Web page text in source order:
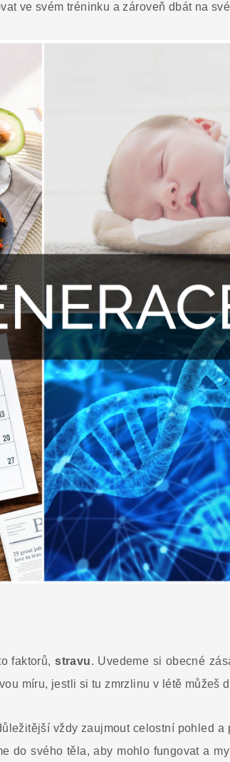
ve svém tréninku a zároveň dbát na
faktorů,stravu. Uvedeme si obecné
míru, jestli si tu zmrzlinu v létě můžeš
vždy zaujmout celostní pohled a
do svého těla, aby mohlo fungovat a